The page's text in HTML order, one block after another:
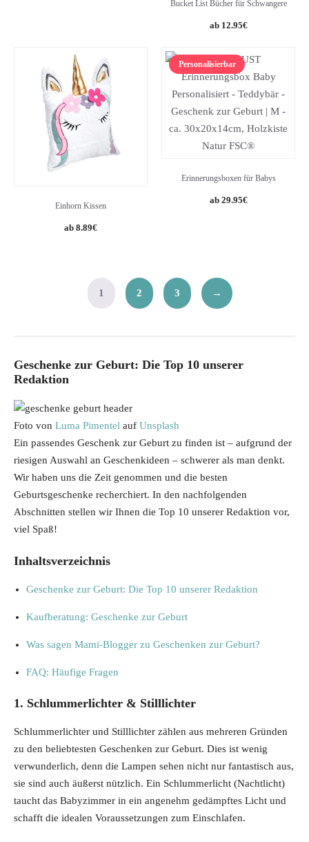
Bucket List Bücher für Schwangere
12.95€
Einhorn Kissen
8.89€
Personalisierbar
Erinnerungsboxen für Babys
29.95€
1 2 3 →
Geschenke zur Geburt: Die Top 10 unserer
Redaktion
Foto von Luma Pimentel auf Unsplash
Ein passendes Geschenk zur Geburt zu finden ist – aufgrund der
riesigen Auswahl an Geschenkideen – schwerer als man denkt.
Wir haben uns die Zeit genommen und die besten
Geburtsgeschenke recherchiert. In den nachfolgenden
Abschnitten stellen wir Ihnen die Top 10 unserer Redaktion vor,
viel Spaß!
Inhaltsverzeichnis
Geschenke zur Geburt: Die Top 10 unserer Redaktion
Kaufberatung: Geschenke zur Geburt
Was sagen Mami-Blogger zu Geschenken zur Geburt?
FAQ: Häufige Fragen
1. Schlummerlichter & Stilllichter
Schlummerlichter und Stilllichter zählen aus mehreren Gründen
zu den beliebtesten Geschenken zur Geburt. Dies ist wenig
verwunderlich, denn die Lampen sehen nicht nur fantastisch aus,
sie sind auch äußerst nützlich. Ein Schlummerlicht (Nachtlicht)
taucht das Babyzimmer in ein angenehm gedämpftes Licht und
schafft die idealen Voraussetzungen zum Einschlafen.